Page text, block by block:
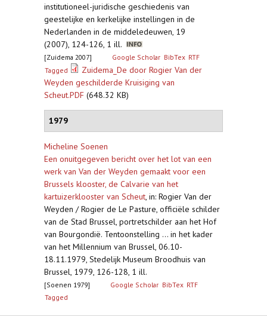
institutioneel-juridische geschiedenis van
geestelijke en kerkelijke instellingen in de
Nederlanden in de middeledeuwen, 19
(2007), 124-126, 1 ill.
[Zuidema 2007] Google Scholar BibTex RTF
Tagged
Zuidema_De door Rogier Van der
Weyden geschilderde Kruisiging van
Scheut.PDF (648.32 KB)
1979
Micheline Soenen
Een onuitgegeven bericht over het lot van een
werk van Van der Weyden gemaakt voor een
Brussels klooster, de Calvarie van het
kartuizerklooster van Scheut, in: Rogier Van der
Weyden / Rogier de Le Pasture, officiële schilder
van de Stad Brussel, portretschilder aan het Hof
van Bourgondië. Tentoonstelling ... in het kader
van het Millennium van Brussel, 06.10-
18.11.1979, Stedelijk Museum Broodhuis van
Brussel, 1979, 126-128, 1 ill.
[Soenen 1979] Google Scholar BibTex RTF
Tagged